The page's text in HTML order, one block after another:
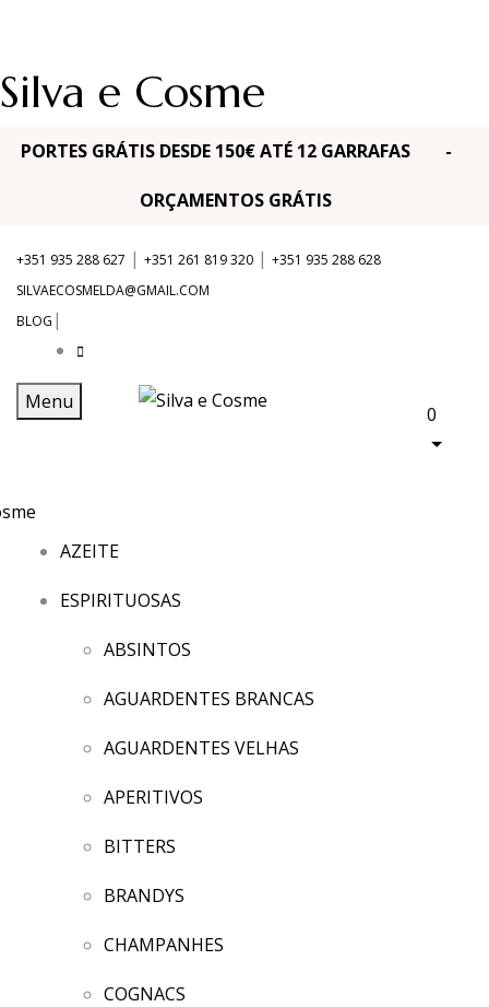
Silva e Cosme
PORTES GRÁTIS DESDE 150€ ATÉ 12 GARRAFAS -
ORÇAMENTOS GRÁTIS
+351 935 288 627 | +351 261 819 320 | +351 935 288 628
SILVAECOSMELDA@GMAIL.COM
BLOG |
Menu
0
AZEITE
ESPIRITUOSAS
ABSINTOS
AGUARDENTES BRANCAS
AGUARDENTES VELHAS
APERITIVOS
BITTERS
BRANDYS
CHAMPANHES
COGNACS